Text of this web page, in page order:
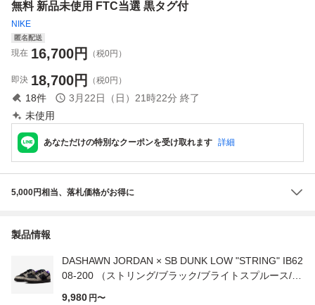
無料 新品未使用 FTC当選 黒タグ付
NIKE
匿名配送
現在 16,700円 （税0円）
即決 18,700円 （税0円）
18件 3月22日（日）21時22分 終了
未使用
あなただけの特別なクーポンを受け取れます 詳細
5,000円相当、落札価格がお得に
製品情報
DASHAWN JORDAN × SB DUNK LOW "STRING" IB62
08-200 （ストリング/ブラック/ブライトスプルース/フ
9,980 円〜